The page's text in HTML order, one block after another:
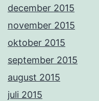
december 2015
november 2015
oktober 2015
september 2015
august 2015
juli 2015